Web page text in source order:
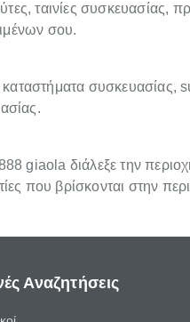
ταινίες συσκευασίας,
σου.
συσκευασίας,
giaola διάλεξε την
που βρίσκονται στην
Αναζητήσεις